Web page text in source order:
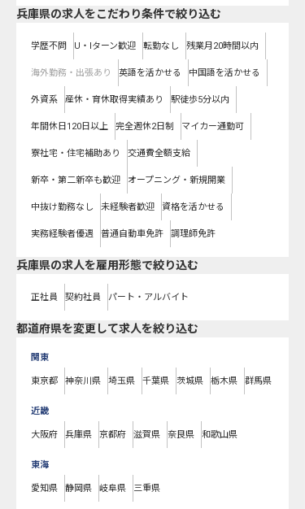
兵庫県の求人をこだわり条件で絞り込む
学歴不問 U・Iターン歓迎 転勤なし 残業月20時間以内
海外勤務・出張あり 英語を活かせる 中国語を活かせる
外資系 産休・育休取得実績あり 駅徒歩5分以内
年間休日120日以上 完全週休2日制 マイカー通勤可
寮社宅・住宅補助あり 交通費全額支給
新卒・第二新卒も歓迎 オープニング・新規開業
中抜け勤務なし 未経験者歓迎 資格を活かせる
実務経験者優遇 普通自動車免許 調理師免許
兵庫県の求人を雇用形態で絞り込む
正社員 契約社員 パート・アルバイト
都道府県を変更して求人を絞り込む
関東
東京都 神奈川県 埼玉県 千葉県 茨城県 栃木県 群馬県
近畿
大阪府 兵庫県 京都府 滋賀県 奈良県 和歌山県
東海
愛知県 静岡県 岐阜県 三重県